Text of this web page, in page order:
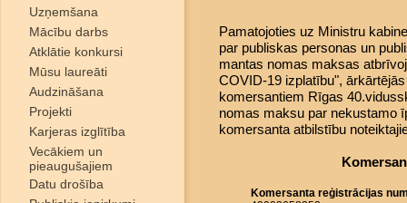
Uzņemšana
Mācību darbs
Atklātie konkursi
Mūsu laureāti
Audzināšana
Projekti
Karjeras izglītība
Vecākiem un
pieaugušajiem
Datu drošība
Pamatojoties uz Ministru
par publiskas personas un
mantas nomas maksas
COVID-19 izplatību",
komersantiem Rīgas
nomas maksu par nekustamo
komersanta atbilstību
Komersanta reģistrācijas